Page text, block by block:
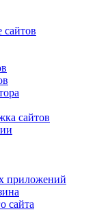
сайтов
приложений
сайта